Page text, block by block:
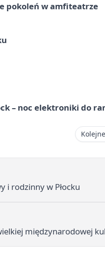
pokoleń w amfiteatrze
– noc elektroniki do
i rodzinny w Płocku
międzynarodowej